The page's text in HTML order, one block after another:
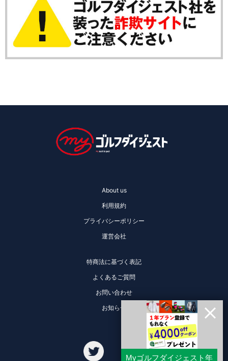
About us
利用規約
プライバシーポリシー
運営会社
特商法に基づく表記
よくあるご質問
お問い合わせ
お知らせ